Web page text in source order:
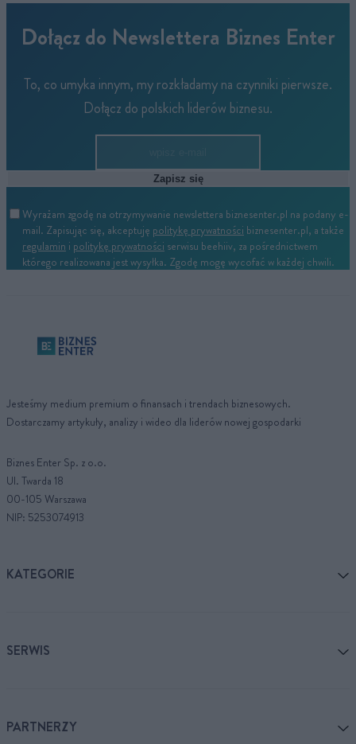
Dołącz do Newslettera Biznes Enter
To, co umyka innym, my rozkładamy na czynniki pierwsze.
Dołącz do polskich liderów biznesu.
Zapisz się
Wyrażam zgodę na otrzymywanie newslettera biznesenter.pl na podany e-
mail. Zapisując się, akceptuję politykę prywatności biznesenter.pl, a także
regulamin i politykę prywatności serwisu beehiiv, za pośrednictwem
którego realizowana jest wysyłka. Zgodę mogę wycofać w każdej chwili.
Jesteśmy medium premium o finansach i trendach biznesowych.
Dostarczamy artykuły, analizy i wideo dla liderów nowej gospodarki
Biznes Enter Sp. z o.o.
Ul. Twarda 18
00-105 Warszawa
NIP: 5253074913
KATEGORIE
SERWIS
PARTNERZY